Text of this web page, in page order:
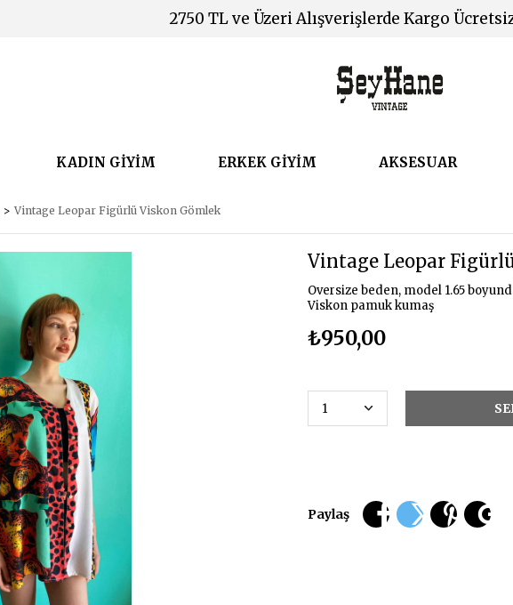
2750 TL ve Üzeri Alışverişlerde Kargo
KADIN GİYİM ERKEK GİYİM AKSESUAR
Vintage Leopar Figürlü Viskon Gömlek
Vintage Leopar
Oversize beden, model 1.65
Viskon pamuk kumaş
₺950,00
Paylaş